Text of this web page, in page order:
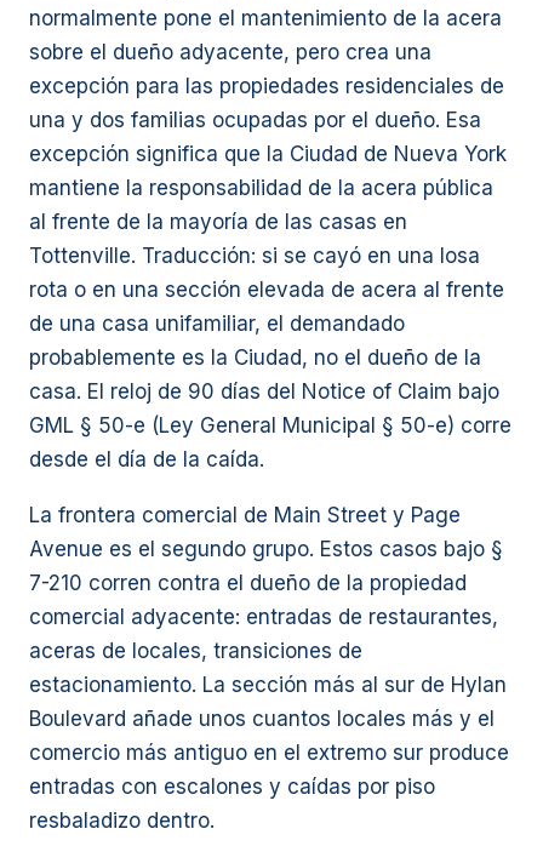
normalmente pone el mantenimiento de la acera
sobre el dueño adyacente, pero crea una
excepción para las propiedades residenciales de
una y dos familias ocupadas por el dueño. Esa
excepción significa que la Ciudad de Nueva York
mantiene la responsabilidad de la acera pública
al frente de la mayoría de las casas en
Tottenville. Traducción: si se cayó en una losa
rota o en una sección elevada de acera al frente
de una casa unifamiliar, el demandado
probablemente es la Ciudad, no el dueño de la
casa. El reloj de 90 días del Notice of Claim bajo
GML § 50-e (Ley General Municipal § 50-e) corre
desde el día de la caída.
La frontera comercial de Main Street y Page
Avenue es el segundo grupo. Estos casos bajo §
7-210 corren contra el dueño de la propiedad
comercial adyacente: entradas de restaurantes,
aceras de locales, transiciones de
estacionamiento. La sección más al sur de Hylan
Boulevard añade unos cuantos locales más y el
comercio más antiguo en el extremo sur produce
entradas con escalones y caídas por piso
resbaladizo dentro.